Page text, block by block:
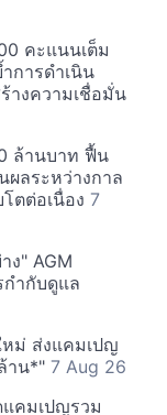
คะแนนเต็ม
การดำเนิน
างความเชื่อมั่น
ล้านบาท ฟื้น
ผลระหว่างกาล
ตต่อเนื่อง 7
ง" AGM
ำกับดูแล
หม่ ส่งแคมเปญ
าน*" 7 Aug 26
คมเปญรวม